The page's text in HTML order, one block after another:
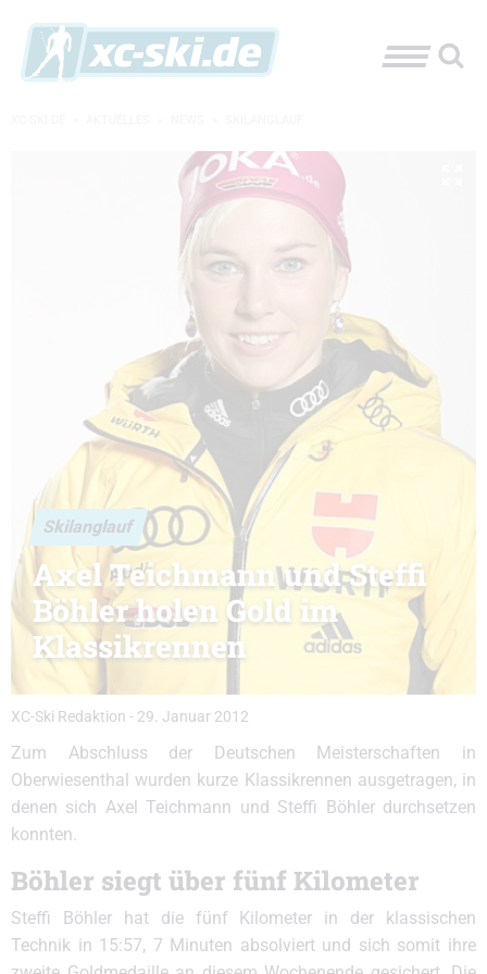
Skilanglauf
Axel Teichmann und Steffi
Böhler holen Gold im
Klassikrennen
XC-Ski Redaktion - 29. Januar 2012
Zum Abschluss der Deutschen Meisterschaften in
Oberwiesenthal wurden kurze Klassikrennen ausgetragen, in
denen sich Axel Teichmann und Steffi Böhler durchsetzen
konnten.
Böhler siegt über fünf Kilometer
Steffi Böhler hat die fünf Kilometer in der klassischen
Technik in 15:57, 7 Minuten absolviert und sich somit ihre